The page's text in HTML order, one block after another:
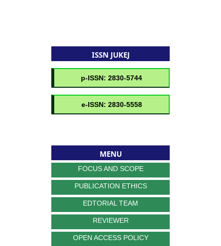
ISSN JUKEJ
MENU
FOCUS AND SCOPE
PUBLICATION ETHICS
EDTORIAL TEAM
REVIEWER
OPEN ACCESS POLICY